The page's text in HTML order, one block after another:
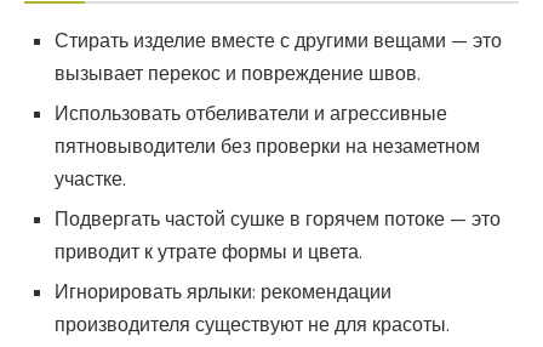
Стирать изделие вместе с другими вещами — это
вызывает перекос и повреждение швов.
Использовать отбеливатели и агрессивные
пятновыводители без проверки на незаметном
участке.
Подвергать частой сушке в горячем потоке — это
приводит к утрате формы и цвета.
Игнорировать ярлыки: рекомендации
производителя существуют не для красоты.